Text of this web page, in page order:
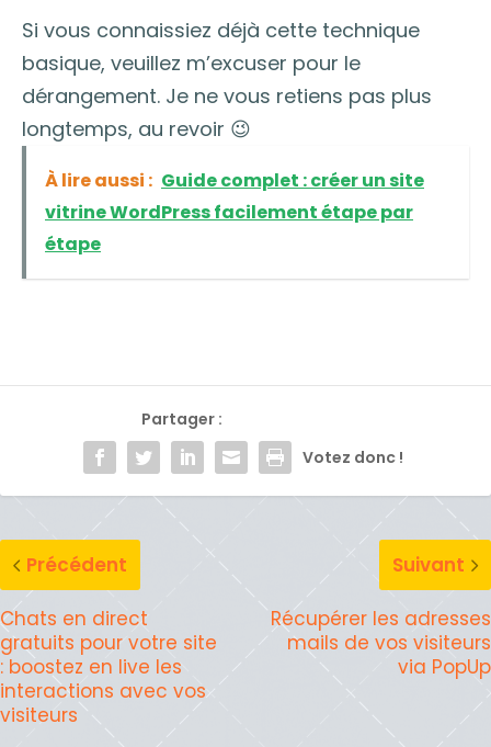
Si vous connaissiez déjà cette technique
basique, veuillez m’excuser pour le
dérangement. Je ne vous retiens pas plus
longtemps, au revoir 😉
À lire aussi : Guide complet : créer un site
vitrine WordPress facilement étape par
étape
Partager :
Votez donc !
Précédent
Chats en direct
gratuits pour votre site
: boostez en live les
interactions avec vos
visiteurs
Suivant
Récupérer les adresses
mails de vos visiteurs
via PopUp